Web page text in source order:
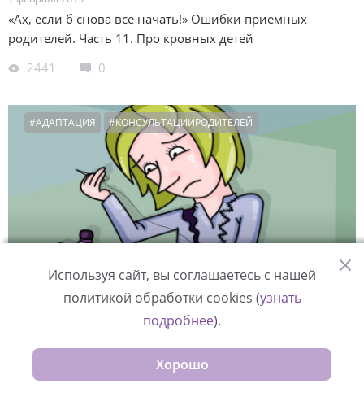
«Ах, если б снова все начать!» Ошибки приемных
родителей. Часть 11. Про кровных детей
2441
0
#АДАПТАЦИЯ #КОНСУЛЬТАЦИИРОДИТЕЛЕЙ
«Ах, если б снова все начать!» Ошибки приемных
родителей. Часть 10. Про помощь себе
Используя сайт, вы соглашаетесь с нашей
политикой обработки cookies (узнать
подробнее).
Хорошо